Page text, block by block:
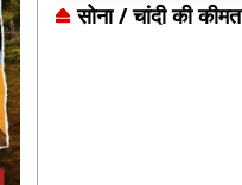
सोना / चांदी की कीमत